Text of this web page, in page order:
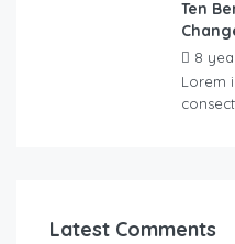
Ten
8
Lorem
Latest Comments